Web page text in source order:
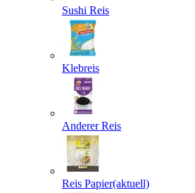
Sushi Reis
Klebreis
Anderer Reis
Reis Papier(aktuell)